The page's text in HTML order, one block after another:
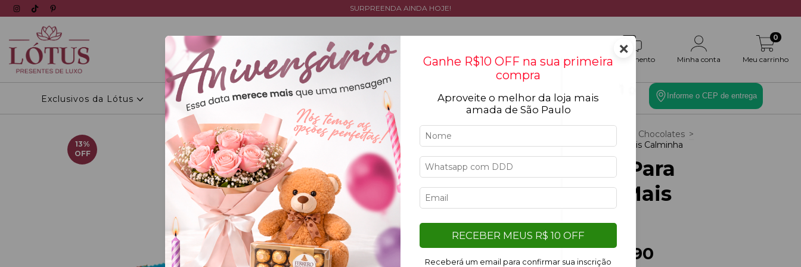
SURPREENDA AINDA HOJE!
Atendimento Minha conta Meu carrinho
0
Exclusivos da Lótus Personalizados Tipos de flores Cestas Coleção Ocasiões Toque Final Informe o CEP de entrega
13%
OFF
Cesta de Chocolates >
Kit Tpm - Para Deixá-La Mais Calminha
Kit Tpm - Para
Deixá-La Mais
Calminha
R$159,90 R$139,90
×
Ganhe R$10 OFF na sua primeira
compra
Aproveite o melhor da loja mais
amada de São Paulo
RECEBER MEUS R$ 10 OFF
Receberá um email para confirmar sua inscrição